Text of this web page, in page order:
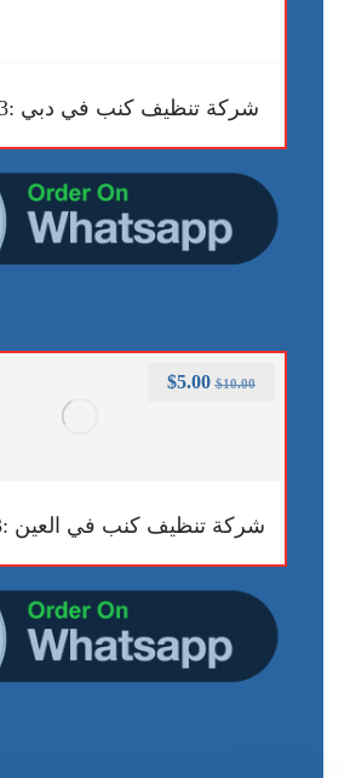
شركة تنظيف كنب في دبي :0551030483
شركة تنظيف كنب في العين :0551030483
$10.00
$5.00